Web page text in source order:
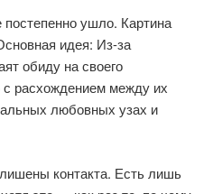
ушло. Картина
идея: Из-за
обиду на своего
с расхождением между их
любовных узах и
контакта. Есть лишь